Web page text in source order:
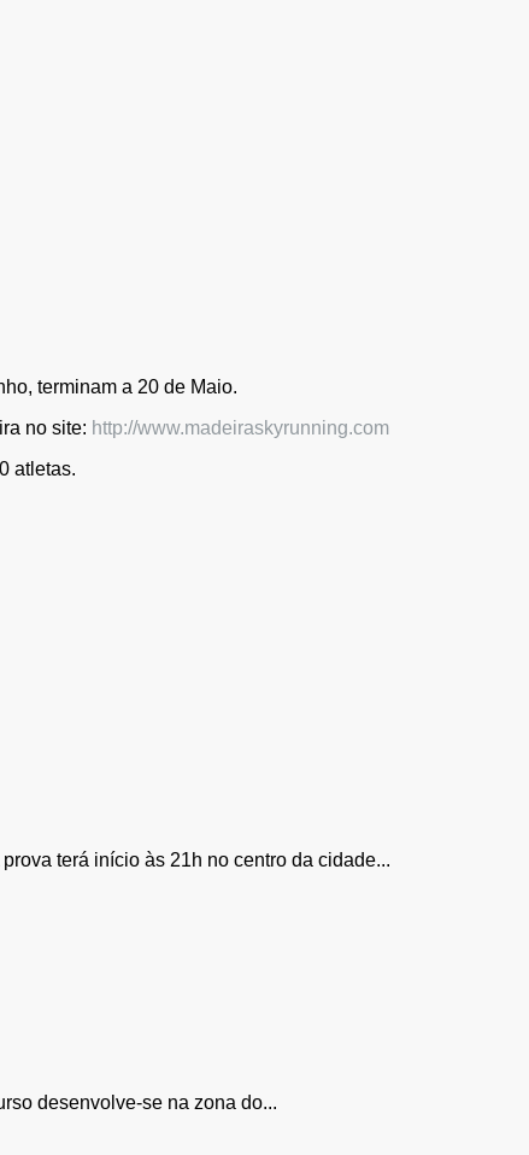
terminam a 20 de Maio.
no site: http://www.madeiraskyrunning.com
atletas.
terá início às 21h no centro da cidade...
desenvolve-se na zona do...